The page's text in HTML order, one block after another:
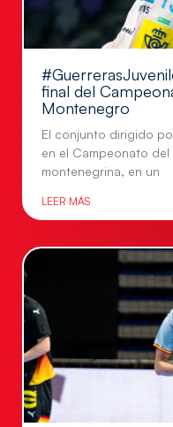
final del
Montenegro
El conjunto dirigido
en el Campeonato
montenegrina, en un
LEER MÁS